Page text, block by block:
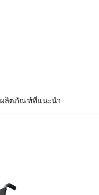
ผลิตภัณฑ์ที่แนะนำ